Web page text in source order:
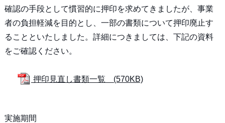
確認の手段として慣習的に押印を求めてきましたが、事業
者の負担軽減を目的とし、一部の書類について押印廃止す
ることといたしました。詳細につきましては、下記の資料
をご確認ください。
押印見直し書類一覧 (570KB)
実施期間